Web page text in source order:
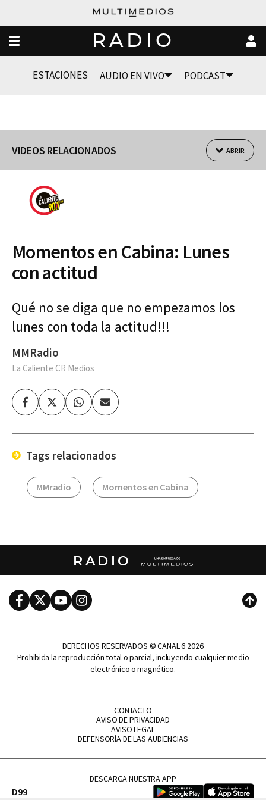
RADIO
ESTACIONES AUDIO EN VIVO PODCAST
VIDEOS RELACIONADOS ABRIR
Momentos en Cabina: Lunes
con actitud
Qué no se diga que no empezamos los
lunes con toda la actitud!!!
MMRadio
La Caliente CR Medios
FacebookTwitterWhatsapp
Enviar
por
Tags relacionados
MMradio Momentos en Cabina
RADIO
FacebookTwitterYoutubeInstagram
DERECHOS RESERVADOS © CANAL 6 2026
Prohibida la reproducción total o parcial, incluyendo cualquier medio
electrónico o magnético.
CONTACTO
AVISO DE PRIVACIDAD
AVISO LEGAL
DEFENSORÍA DE LAS AUDIENCIAS
DESCARGA NUESTRA APP
D99